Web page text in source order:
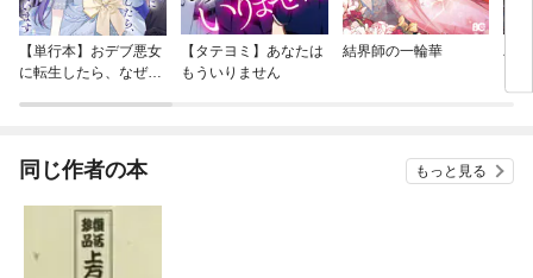
【単行本】おデブ悪女
に転生したら、なぜか
【タテヨミ】あなたは
もういりません
結界師の一輪華
バ
今
同じ作者の本 もっと見る